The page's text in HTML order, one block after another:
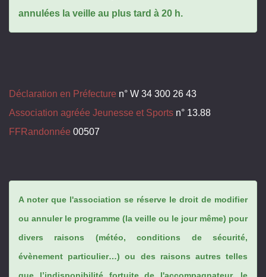
annulées la veille au plus tard à 20 h.
Déclaration en Préfecture n° W 34 300 26 43
Association agréée Jeunesse et Sports n° 13.88
FFRandonnée 00507
A noter que l'association se réserve le droit de modifier
ou annuler le programme (la veille ou le jour même) pour
divers raisons (météo, conditions de sécurité,
évènement particulier…) ou des raisons autres telles
que l’indisponibilité fortuite de l'accompagnateur, le